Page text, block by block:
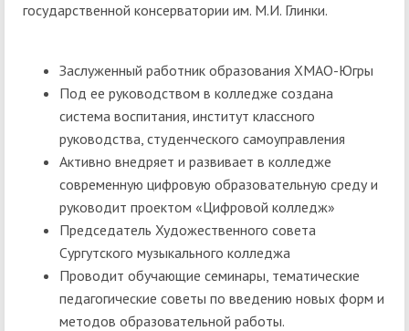
государственной консерватории им. М.И. Глинки.
Заслуженный работник образования ХМАО-Югры
Под ее руководством в колледже создана
система воспитания, институт классного
руководства, студенческого самоуправления
Активно внедряет и развивает в колледже
современную цифровую образовательную среду и
руководит проектом «Цифровой колледж»
Председатель Художественного совета
Сургутского музыкального колледжа
Проводит обучающие семинары, тематические
педагогические советы по введению новых форм и
методов образовательной работы.